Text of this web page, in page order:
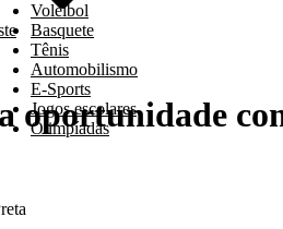
Voleibol
Basquete
Tênis
Automobilismo
E-Sports
Jogos escolares
Olimpíadas